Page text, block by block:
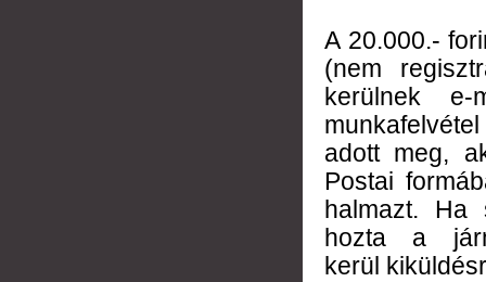
A 20.000.-
(nem
kerülnek
adott meg,
Postai
halmazt. Ha
hozta a
kerül